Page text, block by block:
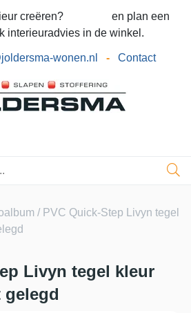
creëren?
en plan een
interieuradvies in de winkel.
wonen.nl - Contact
/ PVC Quick-Step Livyn tegel
Livyn tegel kleur
gelegd